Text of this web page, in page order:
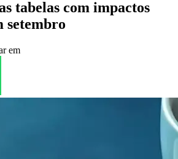
tabelas com impactos
setembro
em